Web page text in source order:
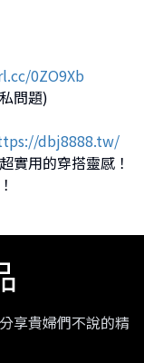
0ZO9Xb
問題)
dbj8888.tw/
實用的穿搭靈感！
享貴婦們不說的精